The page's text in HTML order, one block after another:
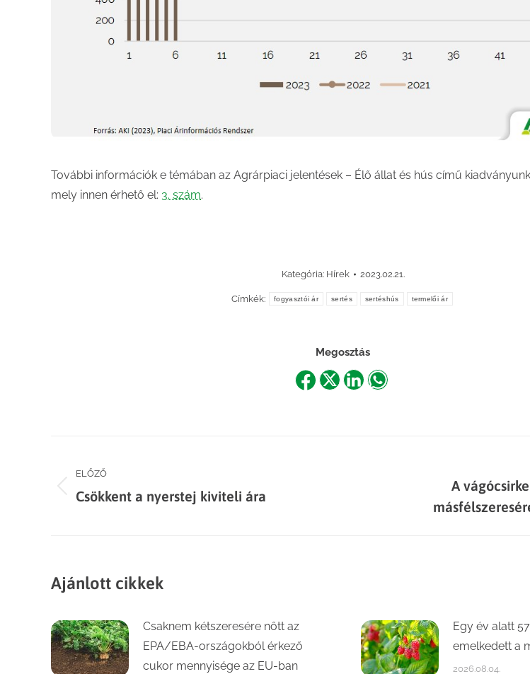
További információk e témában az Agrárpiaci jelentések – Élő állat és hús című
mely innen érhető el: 3. szám.
Kategória: Hírek 2023.02.21.
Címkék: fogyasztói ár sertés sertéshús termelői ár
Megosztás
ShareShareShareShare
Post
navigation
ELŐZŐ
Previous
Csökkent a nyerstej kiviteli ára
A
Ajánlott cikkek
Csaknem kétszeresére nőtt az
EPA/EBA-országokból érkező
cukor mennyisége az EU-ban
Egy év alatt
emelkedett a
2026.08.04.